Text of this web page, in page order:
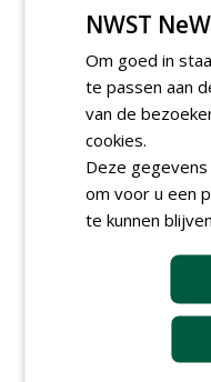
12-
NWST
Om goed in
te passen aan
van de
cookies.
Deze
om voor u een
te kunnen